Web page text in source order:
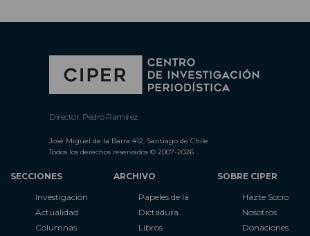
Director: Pedro Ramírez
José Miguel de la Barra 412, Santiago de Chile
Todos los derechos reservados © 2007-2026
SECCIONES
Investigación
Actualidad
Columnas
ARCHIVO
Papeles de la
Dictadura
Libros
SOBRE CIPER
Hazte Socio
Nosotros
Donaciones